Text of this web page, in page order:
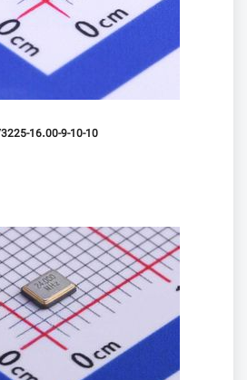
3225-16.00-9-10-10/A